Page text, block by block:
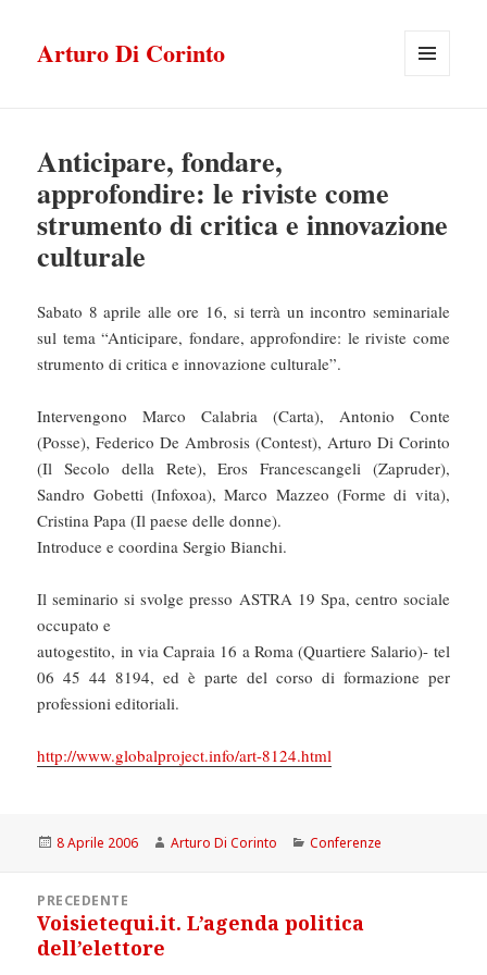
Arturo Di Corinto
Anticipare, fondare,
approfondire: le riviste come
strumento di critica e innovazione
culturale
Sabato 8 aprile alle ore 16, si terrà un incontro seminariale
sul tema “Anticipare, fondare, approfondire: le riviste come
strumento di critica e innovazione culturale”.
Intervengono Marco Calabria (Carta), Antonio Conte
(Posse), Federico De Ambrosis (Contest), Arturo Di Corinto
(Il Secolo della Rete), Eros Francescangeli (Zapruder),
Sandro Gobetti (Infoxoa), Marco Mazzeo (Forme di vita),
Cristina Papa (Il paese delle donne).
Introduce e coordina Sergio Bianchi.
Il seminario si svolge presso ASTRA 19 Spa, centro sociale
occupato e
autogestito, in via Capraia 16 a Roma (Quartiere Salario)- tel
06 45 44 8194, ed è parte del corso di formazione per
professioni editoriali.
http://www.globalproject.info/art-8124.html
Scritto
8 Aprile 2006 Autore
Arturo Di Corinto Categorie
Conferenze
articoliPRECEDENTE
Articolo
precedente:
Voisietequi.it. L’agenda politica
dell’elettore